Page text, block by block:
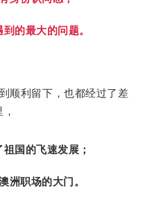
的最大的问题。
顺利留下，也都经过了差
国的飞速发展；
洲职场的大门。